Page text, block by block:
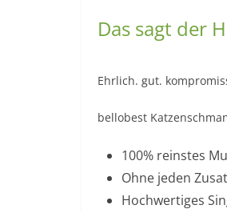
Das sagt der
Ehrlich. gut.
bellobest
100% reinstes
Ohne jeden
Hochwertiges